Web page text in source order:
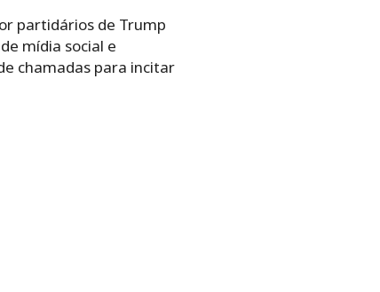
partidários de Trump
mídia social e
chamadas para incitar